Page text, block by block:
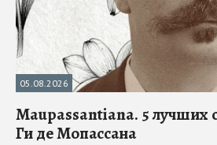
05.08.2026
Maupassantiana. 5 лучших
Ги де Мопассана